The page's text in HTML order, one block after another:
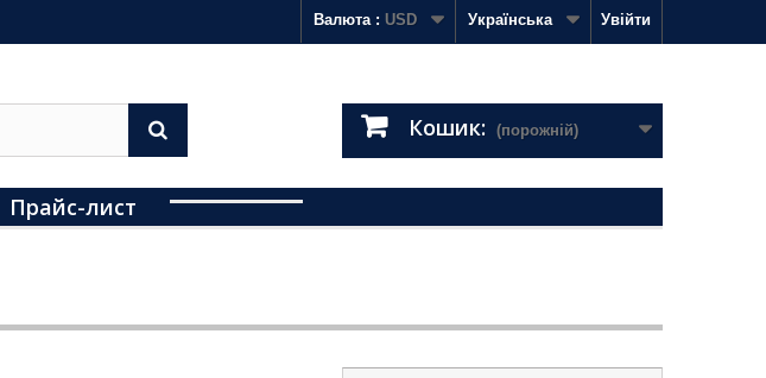
Увійти
Українська
Валюта : USD
Кошик: (порожній)
Прайс-лист